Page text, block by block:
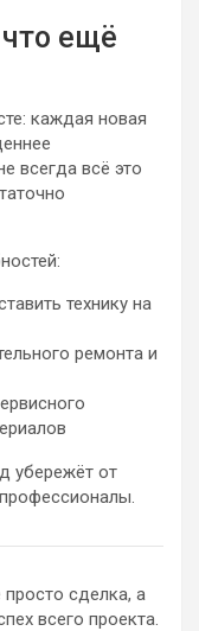
ещё
каждая новая
всегда всё это
технику на
ремонта и
убережёт от
сделка, а
всего проекта.